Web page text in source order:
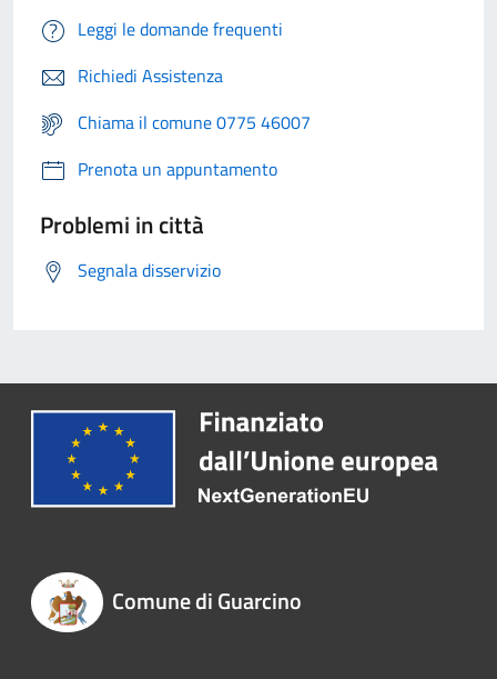
Leggi le domande frequenti
Richiedi Assistenza
Chiama il comune 0775 46007
Prenota un appuntamento
Problemi in città
Segnala disservizio
Comune di Guarcino